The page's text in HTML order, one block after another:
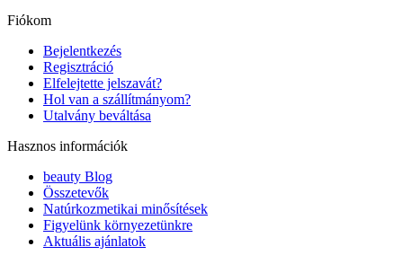
Fiókom
Bejelentkezés
Regisztráció
Elfelejtette jelszavát?
Hol van a szállítmányom?
Utalvány beváltása
Hasznos információk
beauty Blog
Összetevők
Natúrkozmetikai minősítések
Figyelünk környezetünkre
Aktuális ajánlatok